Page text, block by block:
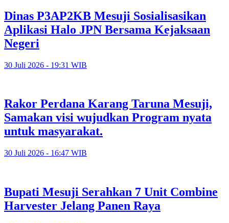
Dinas P3AP2KB Mesuji Sosialisasikan
Aplikasi Halo JPN Bersama Kejaksaan
Negeri
30 Juli 2026 - 19:31 WIB
Rakor Perdana Karang Taruna Mesuji,
Samakan visi wujudkan Program nyata
untuk masyarakat.
30 Juli 2026 - 16:47 WIB
Bupati Mesuji Serahkan 7 Unit Combine
Harvester Jelang Panen Raya